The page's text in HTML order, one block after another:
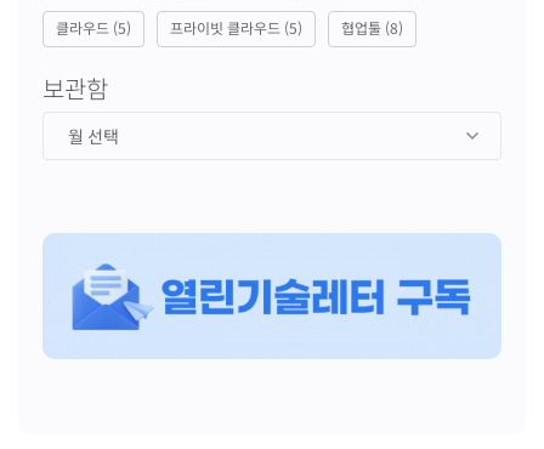
클라우드 (5) 프라이빗 클라우드 (5) 협업툴 (8)
보관함